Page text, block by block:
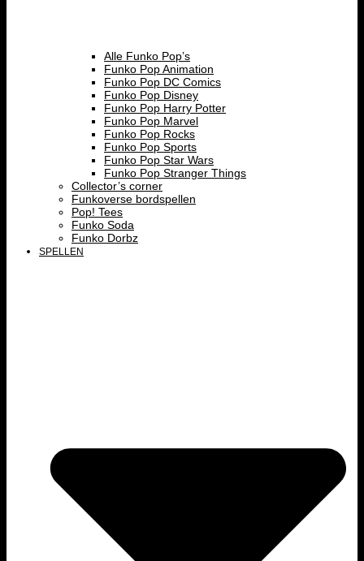
Alle Funko Pop’s
Funko Pop Animation
Funko Pop DC Comics
Funko Pop Disney
Funko Pop Harry Potter
Funko Pop Marvel
Funko Pop Rocks
Funko Pop Sports
Funko Pop Star Wars
Funko Pop Stranger Things
Collector’s corner
Funkoverse bordspellen
Pop! Tees
Funko Soda
Funko Dorbz
SPELLEN